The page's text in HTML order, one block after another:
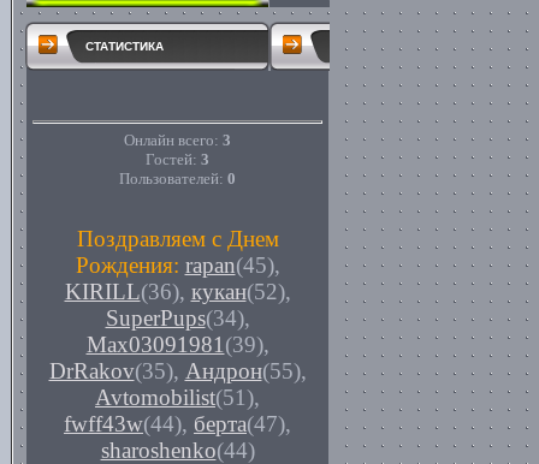
СТАТИСТИКА
Онлайн всего: 3
Гостей: 3
Пользователей: 0
Поздравляем с Днем
Рождения: rapan(45),
KIRILL(36), кукан(52),
SuperPups(34),
Max03091981 (39),
DrRakov(35), Андрон(55),
Avtomobilist(51),
fwff43w(44), берта(47),
sharoshenko(44)